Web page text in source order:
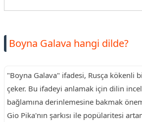
Boyna Galava hangi dilde?
"Boyna Galava" ifadesi, Rusça kökenli
çeker. Bu ifadeyi anlamak için dilin
bağlamına derinlemesine bakmak
Gio Pika'nın şarkısı ile popülaritesi